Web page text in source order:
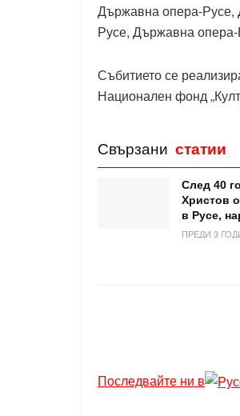
Държавна опера-Русе,
Русе, Държавна опера-
Събитието се
Национален фонд
Свързани статии
След 40
Христов
в Русе,
ПРЕДИ 3
Последвайте ни в